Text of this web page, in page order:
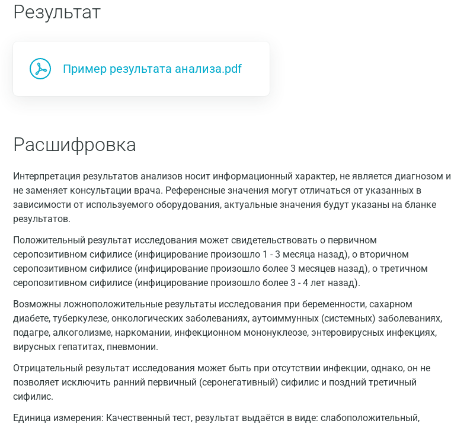
Результат
Пример результата анализа.pdf
Расшифровка
Интерпретация результатов анализов носит информационный характер, не является диагнозом и
не заменяет консультации врача. Референсные значения могут отличаться от указанных в
зависимости от используемого оборудования, актуальные значения будут указаны на бланке
результатов.
Положительный результат исследования может свидетельствовать о первичном
серопозитивном сифилисе (инфицирование произошло 1 - 3 месяца назад), о вторичном
серопозитивном сифилисе (инфицирование произошло более 3 месяцев назад), о третичном
серопозитивном сифилисе (инфицирование произошло более 3 - 4 лет назад).
Возможны ложноположительные результаты исследования при беременности, сахарном
диабете, туберкулезе, онкологических заболеваниях, аутоиммунных (системных) заболеваниях,
подагре, алкоголизме, наркомании, инфекционном мононуклеозе, энтеровирусных инфекциях,
вирусных гепатитах, пневмонии.
Отрицательный результат исследования может быть при отсутствии инфекции, однако, он не
позволяет исключить ранний первичный (серонегативный) сифилис и поздний третичный
сифилис.
Единица измерения: Качественный тест, результат выдаётся в виде: слабоположительный,
Москва
Нижний Новгород